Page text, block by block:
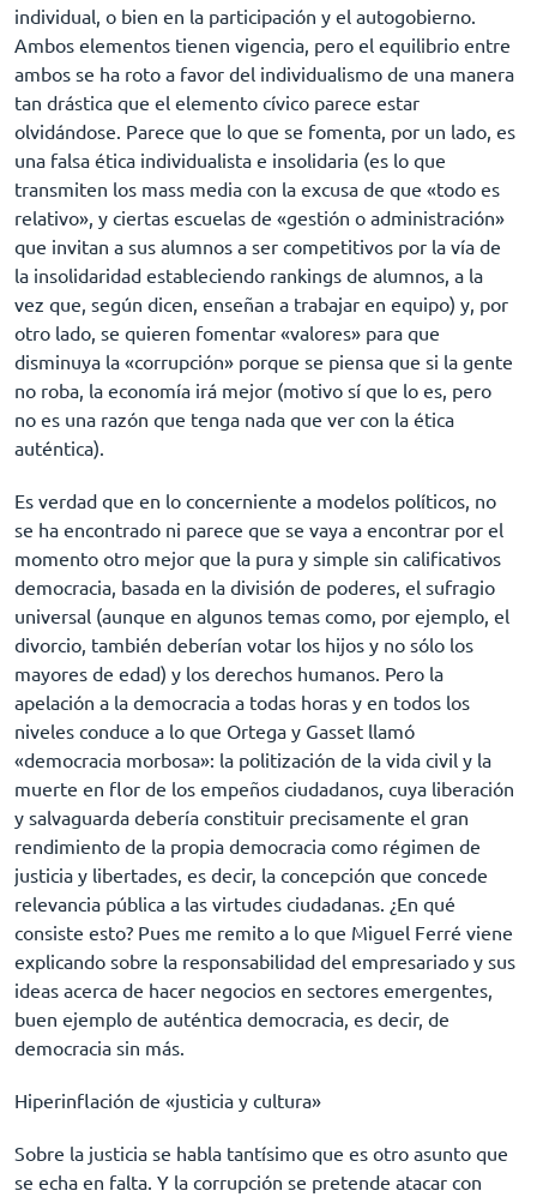
individual, o bien en la participación y el autogobierno.
Ambos elementos tienen vigencia, pero el equilibrio entre
ambos se ha roto a favor del individualismo de una manera
tan drástica que el elemento cívico parece estar
olvidándose. Parece que lo que se fomenta, por un lado, es
una falsa ética individualista e insolidaria (es lo que
transmiten los mass media con la excusa de que «todo es
relativo», y ciertas escuelas de «gestión o administración»
que invitan a sus alumnos a ser competitivos por la vía de
la insolidaridad estableciendo rankings de alumnos, a la
vez que, según dicen, enseñan a trabajar en equipo) y, por
otro lado, se quieren fomentar «valores» para que
disminuya la «corrupción» porque se piensa que si la gente
no roba, la economía irá mejor (motivo sí que lo es, pero
no es una razón que tenga nada que ver con la ética
auténtica).
Es verdad que en lo concerniente a modelos políticos, no
se ha encontrado ni parece que se vaya a encontrar por el
momento otro mejor que la pura y simple sin calificativos
democracia, basada en la división de poderes, el sufragio
universal (aunque en algunos temas como, por ejemplo, el
divorcio, también deberían votar los hijos y no sólo los
mayores de edad) y los derechos humanos. Pero la
apelación a la democracia a todas horas y en todos los
niveles conduce a lo que Ortega y Gasset llamó
«democracia morbosa»: la politización de la vida civil y la
muerte en flor de los empeños ciudadanos, cuya liberación
y salvaguarda debería constituir precisamente el gran
rendimiento de la propia democracia como régimen de
justicia y libertades, es decir, la concepción que concede
relevancia pública a las virtudes ciudadanas. ¿En qué
consiste esto? Pues me remito a lo que Miguel Ferré viene
explicando sobre la responsabilidad del empresariado y sus
ideas acerca de hacer negocios en sectores emergentes,
buen ejemplo de auténtica democracia, es decir, de
democracia sin más.
Hiperinflación de «justicia y cultura»
Sobre la justicia se habla tantísimo que es otro asunto que
se echa en falta. Y la corrupción se pretende atacar con